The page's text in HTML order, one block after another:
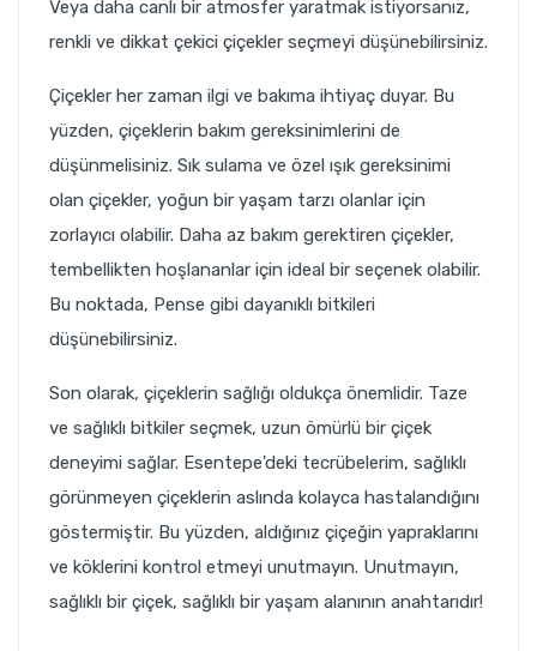
Veya daha canlı bir atmosfer yaratmak istiyorsanız,
renkli ve dikkat çekici çiçekler seçmeyi düşünebilirsiniz.
Çiçekler her zaman ilgi ve bakıma ihtiyaç duyar. Bu
yüzden, çiçeklerin bakım gereksinimlerini de
düşünmelisiniz. Sık sulama ve özel ışık gereksinimi
olan çiçekler, yoğun bir yaşam tarzı olanlar için
zorlayıcı olabilir. Daha az bakım gerektiren çiçekler,
tembellikten hoşlananlar için ideal bir seçenek olabilir.
Bu noktada, Pense gibi dayanıklı bitkileri
düşünebilirsiniz.
Son olarak, çiçeklerin sağlığı oldukça önemlidir. Taze
ve sağlıklı bitkiler seçmek, uzun ömürlü bir çiçek
deneyimi sağlar. Esentepe'deki tecrübelerim, sağlıklı
görünmeyen çiçeklerin aslında kolayca hastalandığını
göstermiştir. Bu yüzden, aldığınız çiçeğin yapraklarını
ve köklerini kontrol etmeyi unutmayın. Unutmayın,
sağlıklı bir çiçek, sağlıklı bir yaşam alanının anahtarıdır!